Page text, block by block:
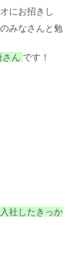
にお招きし
みなさんと勉
さん です！
社したきっか